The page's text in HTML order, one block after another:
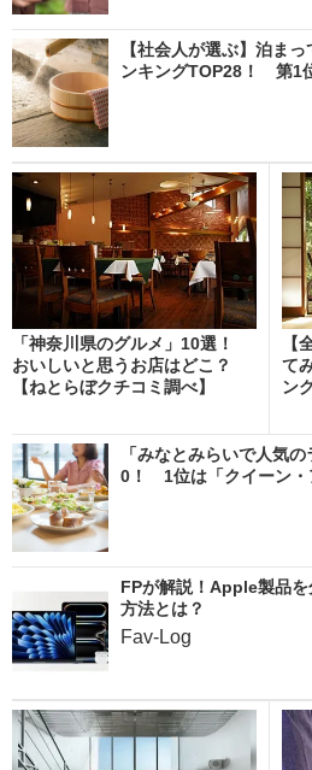
【社会人が選ぶ】泊ま
ンキングTOP28！ 第1
「神奈川県のグルメ」10選！
おいしいと思うお店はどこ？
【ねとらぼクチコミ調べ】
【
て
ン
「みなとみらいで人気
0！ 1位は「クイーン・
FPが解説！Apple製品
方法とは？
Fav-Log